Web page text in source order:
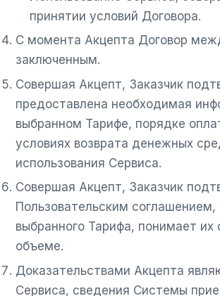
принятии условий Договора.
С момента Акцепта Договор
заключенным.
Совершая Акцепт, Заказчик
предоставлена необходимая
выбранном Тарифе, порядке
условиях возврата денежных
использования Сервиса.
Совершая Акцепт, Заказчик
Пользовательским
выбранного Тарифа, понимает
объеме.
Доказательствами Акцепта
Сервиса, сведения Системы